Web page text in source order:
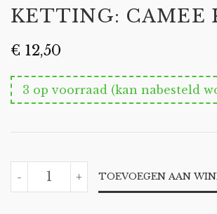
KETTING: CAMEE
€ 12,50
3 op voorraad (kan nabesteld
-
CAMEE
KAT
+ TOEVOEGEN AAN